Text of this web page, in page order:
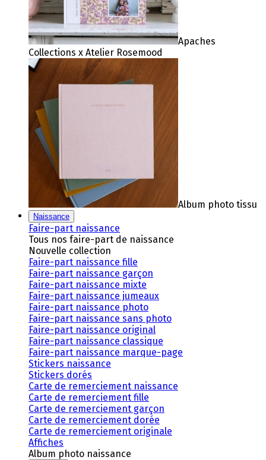
Apaches
Collections x Atelier Rosemood
Album photo tissu
Naissance
Faire-part naissance
Tous nos faire-part de naissance
Nouvelle collection
Faire-part naissance fille
Faire-part naissance garçon
Faire-part naissance mixte
Faire-part naissance jumeaux
Faire-part naissance photo
Faire-part naissance sans photo
Faire-part naissance original
Faire-part naissance classique
Faire-part naissance marque-page
Stickers naissance
Stickers dorés
Carte de remerciement naissance
Carte de remerciement fille
Carte de remerciement garçon
Carte de remerciement dorée
Carte de remerciement originale
Affiches
Album photo naissance